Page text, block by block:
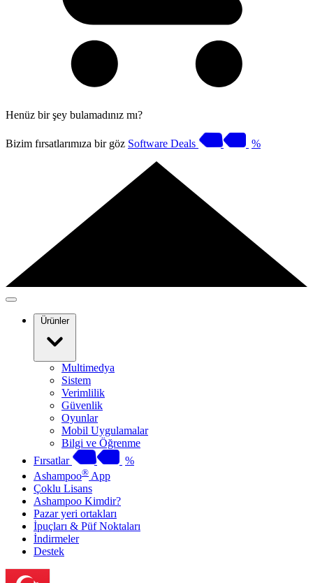
Henüz bir şey bulamadınız mı?
Bizim fırsatlarımıza bir göz Software Deals %
Ürünler
Multimedya
Sistem
Verimlilik
Güvenlik
Oyunlar
Mobil Uygulamalar
Bilgi ve Öğrenme
Fırsatlar
%
Ashampoo® App
Çoklu Lisans
Ashampoo Kimdir?
Pazar yeri ortakları
İpuçları & Püf Noktaları
İndirmeler
Destek